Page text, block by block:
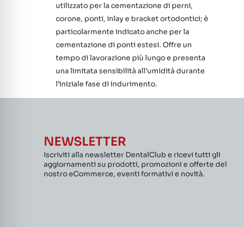
utilizzato per la cementazione di perni,
corone, ponti, inlay e bracket ortodontici; è
particolarmente indicato anche per la
cementazione di ponti estesi. Offre un
tempo di lavorazione più lungo e presenta
una limitata sensibilità all’umidità durante
l’iniziale fase di indurimento.
NEWSLETTER
Iscriviti alla newsletter DentalClub e ricevi tutti gli
aggiornamenti su prodotti, promozioni e offerte del
nostro eCommerce, eventi formativi e novità.